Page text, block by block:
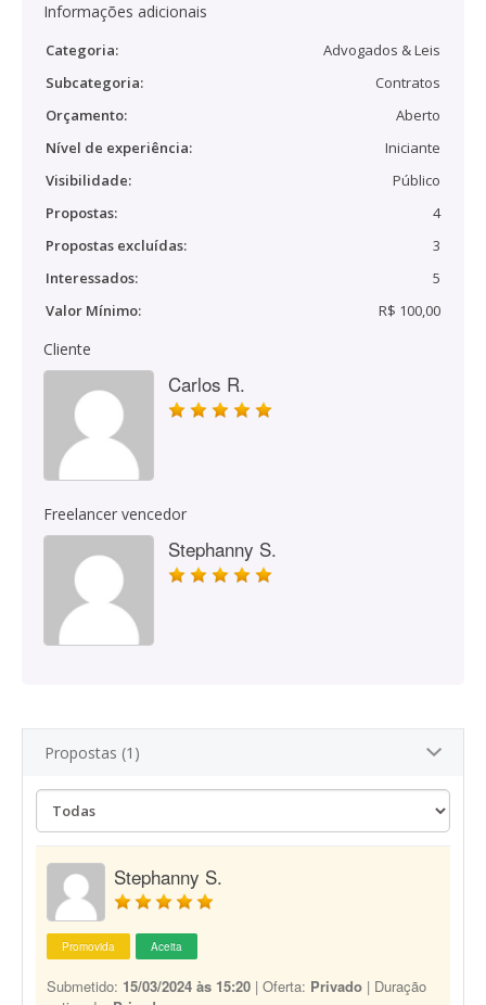
Informações adicionais
Categoria:
Advogados & Leis
Subcategoria:
Contratos
Orçamento:
Aberto
Nível de experiência:
Iniciante
Visibilidade:
Público
Propostas:
4
Propostas excluídas:
3
Interessados:
5
Valor Mínimo:
R$ 100,00
Cliente
Carlos R.
Freelancer vencedor
Stephanny S.
Propostas (1)
Stephanny S.
Promovida Aceita
Submetido: 15/03/2024 às 15:20 | Oferta: Privado | Duração